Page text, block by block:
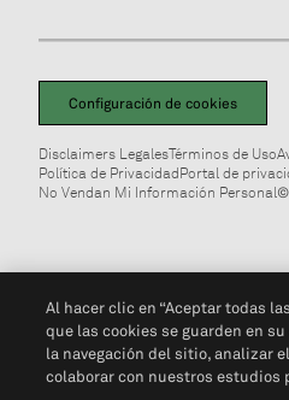
Configuración de cookies
Disclaimers LegalesTérminos de Uso
Política de PrivacidadPortal de
No Vendan Mi Información Personal©
Al hacer clic en “Aceptar todas
que las cookies se guarden en
la navegación del sitio, analizar
colaborar con nuestros estudios